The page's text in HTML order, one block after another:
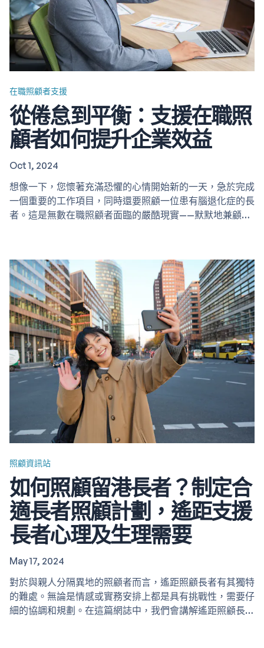
在職照顧者支援
從倦怠到平衡：支援在職照
顧者如何提升企業效益
Oct 1, 2024
想像一下，您懷著充滿恐懼的心情開始新的一天，急於完成
一個重要的工作項目，同時還要照顧一位患有腦退化症的長
者。這是無數在職照顧者面臨的嚴酷現實——默默地兼顧工
隨著香港人口老化，越來越多的員工擔當著照顧者的角色，
這對個人和公司都帶來了巨大的挑戰。 我們將探討在職照
顧者所經歷的困難、對公司的影響，以及Agewhale 的服務
如何幫助減輕他們的壓力和負擔。 支持在職照顧者的重要
性…
照顧資訊站
如何照顧留港長者？制定合
適長者照顧計劃，遙距支援
長者心理及生理需要
May 17, 2024
對於與親人分隔異地的照顧者而言，遙距照顧長者有其獨特
的難處。無論是情感或實務安排上都是具有挑戰性，需要仔
細的協調和規劃。在這篇網誌中，我們會講解遙距照顧長者